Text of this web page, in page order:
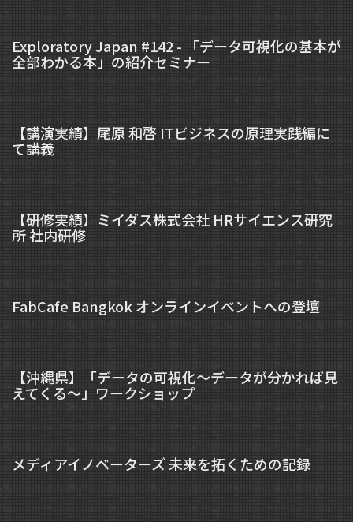
Exploratory Japan #142 - 「データ可視化の基本が
全部わかる本」の紹介セミナー
【講演実績】尾原 和啓 ITビジネスの原理実践編に
て講義
【研修実績】ミイダス株式会社 HRサイエンス研究
所 社内研修
FabCafe Bangkok オンラインイベントへの登壇
【沖縄県】「データの可視化～データが分かれば見
えてくる～」ワークショップ
メディアイノベーターズ 未来を拓くための記録